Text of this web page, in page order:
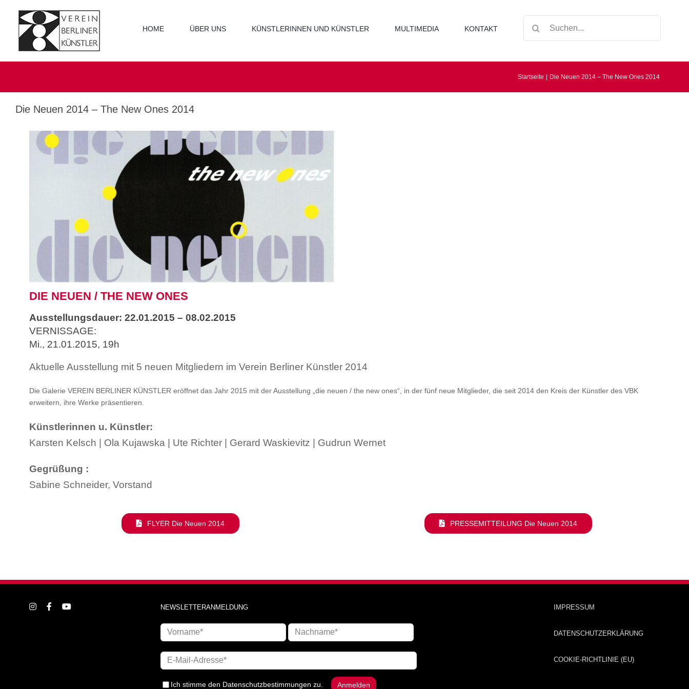
springen
HOME ÜBER UNS KÜNSTLERINNEN UND KÜNSTLER MULTIMEDIA KONTAKT
nach:
Startseite Die Neuen 2014 – The New Ones 2014
Die Neuen 2014 – The New Ones 2014
DIE NEUEN / THE NEW ONES
Ausstellungsdauer: 22.01.2015 – 08.02.2015
VERNISSAGE:
Mi., 21.01.2015, 19h
Aktuelle Ausstellung mit 5 neuen Mitgliedern im Verein Berliner Künstler 2014
Die Galerie VEREIN BERLINER KÜNSTLER eröffnet das Jahr 2015 mit der Ausstellung „die neuen / the new ones“, in der fünf neue Mitglieder, die seit 2014 den Kreis der Künstler des VBK
erweitern, ihre Werke präsentieren.
Künstlerinnen u. Künstler:
Karsten Kelsch | Ola Kujawska | Ute Richter | Gerard Waskievitz | Gudrun Wernet
Gegrüßung :
Sabine Schneider, Vorstand
FLYER Die Neuen 2014 PRESSEMITTEILUNG Die Neuen 2014
NEWSLETTERANMELDUNG
Ich stimme den Datenschutzbestimmungen zu.
IMPRESSUM
DATENSCHUTZERKLÄRUNG
COOKIE-RICHTLINIE (EU)